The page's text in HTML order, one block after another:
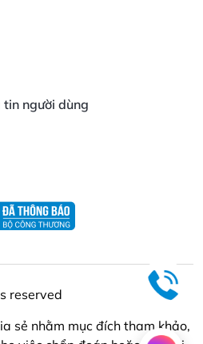
tin người dùng
reserved
sẻ nhằm mục đích tham khảo,